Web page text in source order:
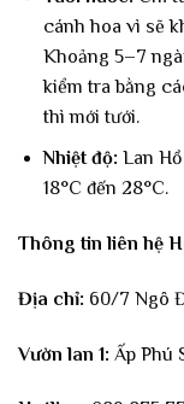
cánh hoa vì sẽ
Khoảng 5–7
kiểm tra bằng
thì mới tưới.
Nhiệt độ: Lan
18°C đến 28°C.
Thông tin liên hệ
Địa chỉ: 60/7 Ngô
Vườn lan 1: Ấp Phú